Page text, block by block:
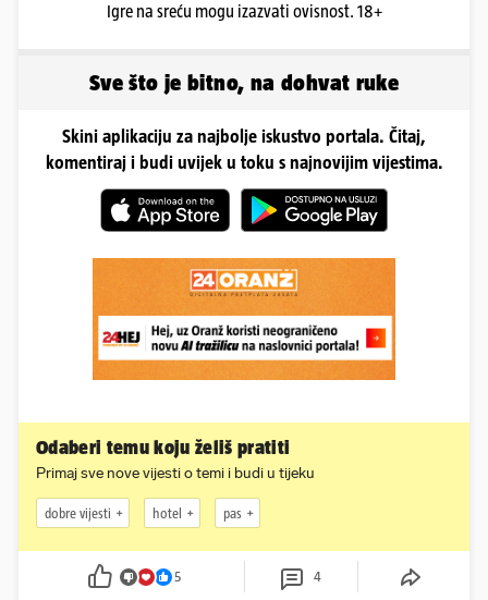
Igre na sreću mogu izazvati ovisnost. 18+
Sve što je bitno, na dohvat ruke
Skini aplikaciju za najbolje iskustvo portala. Čitaj,
komentiraj i budi uvijek u toku s najnovijim vijestima.
Odaberi temu koju želiš pratiti
Primaj sve nove vijesti o temi i budi u tijeku
dobre vijesti hotel pas
5 4